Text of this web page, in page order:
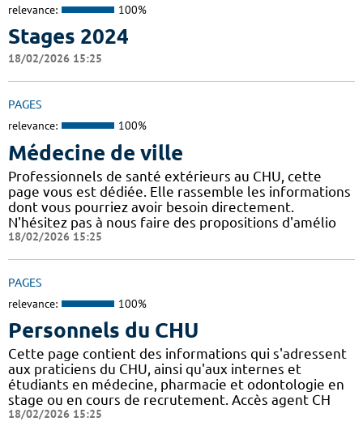
relevance: 100%
Stages 2024
18/02/2026 15:25
PAGES
relevance: 100%
Médecine de ville
Professionnels de santé extérieurs au CHU, cette
page vous est dédiée. Elle rassemble les informations
dont vous pourriez avoir besoin directement.
N'hésitez pas à nous faire des propositions d'amélio
18/02/2026 15:25
PAGES
relevance: 100%
Personnels du CHU
Cette page contient des informations qui s'adressent
aux praticiens du CHU, ainsi qu'aux internes et
étudiants en médecine, pharmacie et odontologie en
stage ou en cours de recrutement. Accès agent CH
18/02/2026 15:25